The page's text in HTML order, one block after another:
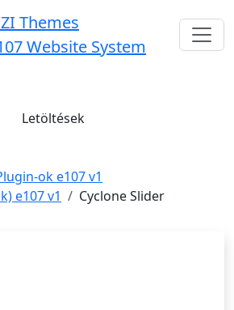
Themes
Website System
Letöltések
ok e107 v1
e107 v1
Cyclone Slider